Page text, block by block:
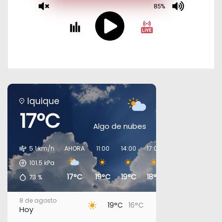
Iquique
17°C Algo de nubes
5.1 km/h
101.5 kPa
73 %
AHORA
17°C
11:00
19°C
14:00
19°C
17:00
18°C
8 de agosto
Hoy 19°C 16°C